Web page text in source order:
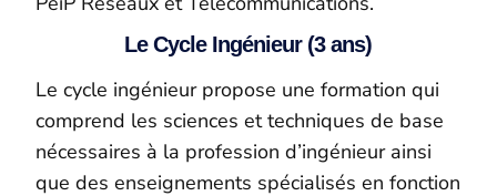
Le Cycle Ingénieur (3 ans)
Le cycle ingénieur propose une formation qui
comprend les sciences et techniques de base
nécessaires à la profession d’ingénieur ainsi
que des enseignements spécialisés en fonction